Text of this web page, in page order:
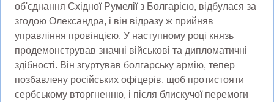
об'єднання Східної Румелії з Болгарією, відбулася за
згодою Олександра, і він відразу ж прийняв
управління провінцією. У наступному році князь
продемонстрував значні військові та дипломатичні
здібності. Він згуртував болгарську армію, тепер
позбавлену російських офіцерів, щоб протистояти
сербському вторгненню, і після блискучої перемоги